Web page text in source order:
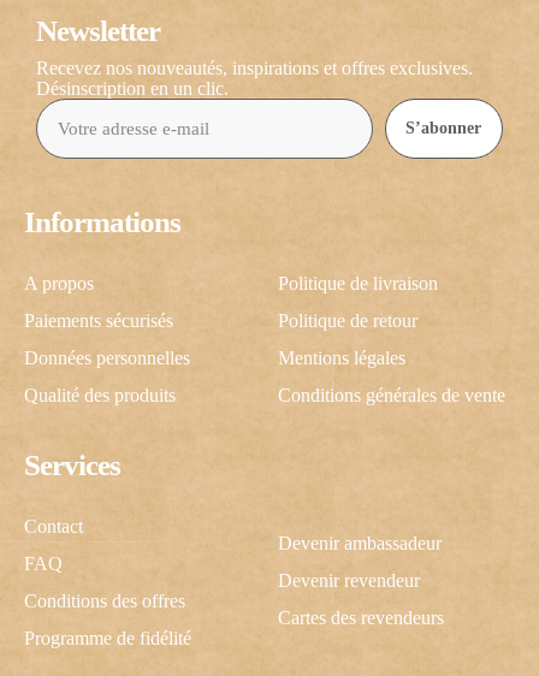
Services
Contact
FAQ
Conditions des offres
Programme de fidélité
Devenir ambassadeur
Devenir revendeur
Cartes des revendeurs
Informations
A propos
Paiements sécurisés
Données personnelles
Qualité des produits
Politique de livraison
Politique de retour
Mentions légales
Conditions générales de vente
Newsletter
Recevez nos nouveautés, inspirations et offres exclusives.
Désinscription en un clic.
S’abonner